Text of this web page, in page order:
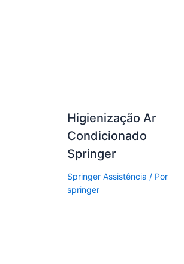
Higienização Ar
Condicionado
Springer
Springer Assistência / Por
springer